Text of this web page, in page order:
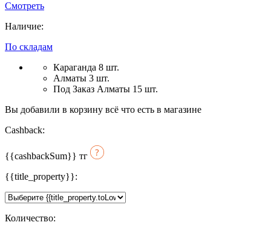
Смотреть
Наличие:
По складам
Караганда 8 шт.
Алматы 3 шт.
Под Заказ Алматы 15 шт.
Вы добавили в корзину всё что есть в магазине
Cashback:
{{cashbackSum}} тг
{{title_property}}:
Количество: